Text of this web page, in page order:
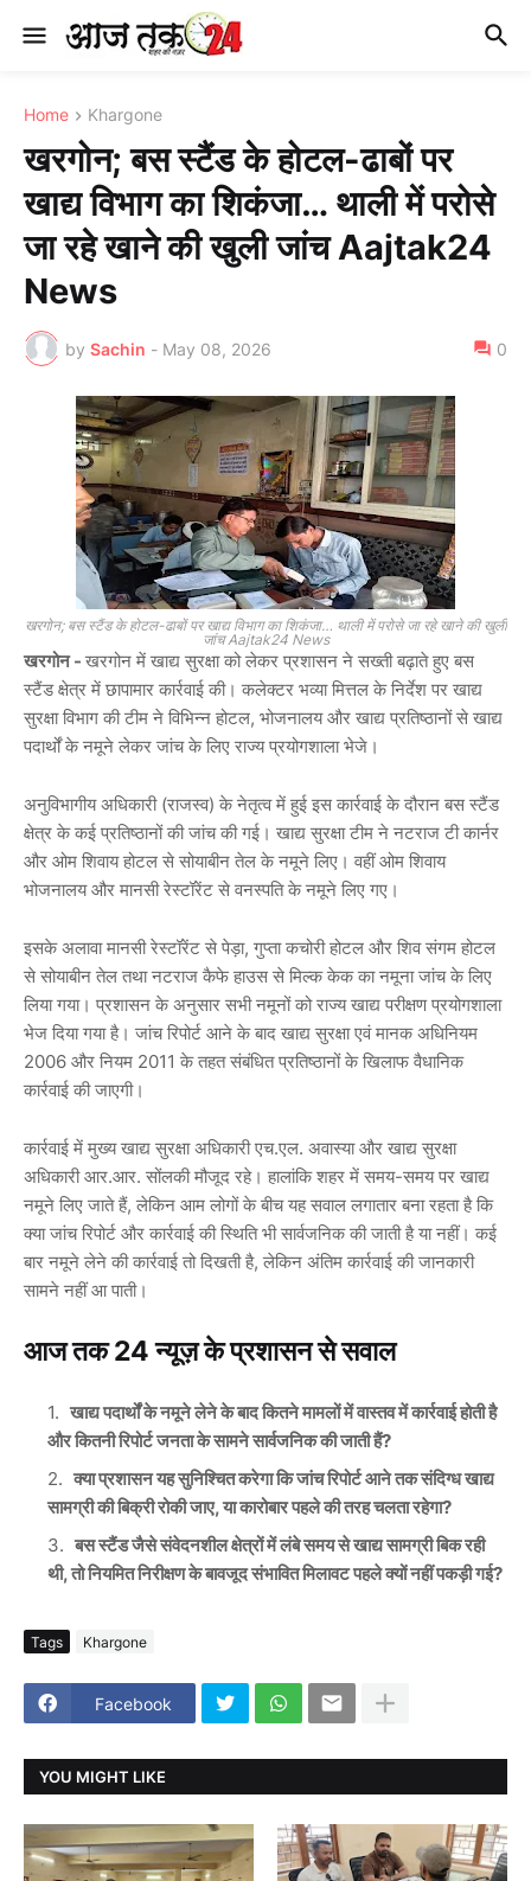
Home Khargone
खरगोन; बस स्टैंड के होटल-ढाबों पर
खाद्य विभाग का शिकंजा… थाली में परोसे
जा रहे खाने की खुली जांच Aajtak24
News
by Sachin - May 08, 2026 0
खरगोन; बस स्टैंड के होटल-ढाबों पर खाद्य विभाग का शिकंजा… थाली में परोसे जा रहे खाने की खुली
जांच Aajtak24 News
खरगोन- खरगोन में खाद्य सुरक्षा को लेकर प्रशासन ने सख्ती बढ़ाते हुए बस
स्टैंड क्षेत्र में छापामार कार्रवाई की। कलेक्टर भव्या मित्तल के निर्देश पर खाद्य
सुरक्षा विभाग की टीम ने विभिन्न होटल, भोजनालय और खाद्य प्रतिष्ठानों से खाद्य
पदार्थों के नमूने लेकर जांच के लिए राज्य प्रयोगशाला भेजे।
अनुविभागीय अधिकारी (राजस्व) के नेतृत्व में हुई इस कार्रवाई के दौरान बस स्टैंड
क्षेत्र के कई प्रतिष्ठानों की जांच की गई। खाद्य सुरक्षा टीम ने नटराज टी कार्नर
और ओम शिवाय होटल से सोयाबीन तेल के नमूने लिए। वहीं ओम शिवाय
भोजनालय और मानसी रेस्टॉरेंट से वनस्पति के नमूने लिए गए।
इसके अलावा मानसी रेस्टॉरेंट से पेड़ा, गुप्ता कचोरी होटल और शिव संगम होटल
से सोयाबीन तेल तथा नटराज कैफे हाउस से मिल्क केक का नमूना जांच के लिए
लिया गया। प्रशासन के अनुसार सभी नमूनों को राज्य खाद्य परीक्षण प्रयोगशाला
भेज दिया गया है। जांच रिपोर्ट आने के बाद खाद्य सुरक्षा एवं मानक अधिनियम
2006 और नियम 2011 के तहत संबंधित प्रतिष्ठानों के खिलाफ वैधानिक
कार्रवाई की जाएगी।
कार्रवाई में मुख्य खाद्य सुरक्षा अधिकारीएच.एल. अवास्याऔर खाद्य सुरक्षा
अधिकारीआर.आर. सोंलकीमौजूद रहे। हालांकि शहर में समय-समय पर खाद्य
नमूने लिए जाते हैं, लेकिन आम लोगों के बीच यह सवाल लगातार बना रहता है कि
क्या जांच रिपोर्ट और कार्रवाई की स्थिति भी सार्वजनिक की जाती है या नहीं। कई
बार नमूने लेने की कार्रवाई तो दिखती है, लेकिन अंतिम कार्रवाई की जानकारी
सामने नहीं आ पाती।
आज तक 24 न्यूज़ के प्रशासन से सवाल
खाद्य पदार्थों के नमूने लेने के बाद कितने मामलों में वास्तव में कार्रवाई होती है
और कितनी रिपोर्ट जनता के सामने सार्वजनिक की जाती हैं?
क्या प्रशासन यह सुनिश्चित करेगा कि जांच रिपोर्ट आने तक संदिग्ध खाद्य
सामग्री की बिक्री रोकी जाए, या कारोबार पहले की तरह चलता रहेगा?
बस स्टैंड जैसे संवेदनशील क्षेत्रों में लंबे समय से खाद्य सामग्री बिक रही
थी, तो नियमित निरीक्षण के बावजूद संभावित मिलावट पहले क्यों नहीं पकड़ी गई?
Tags Khargone
Facebook
YOU MIGHT LIKE